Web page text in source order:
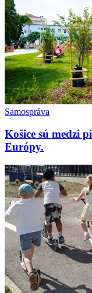
Samospráva
Košice sú medzi
Európy.